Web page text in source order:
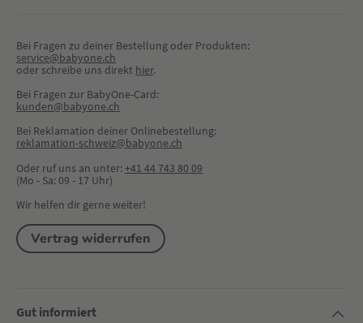
Bei Fragen zu deiner Bestellung oder Produkten:
service@babyone.ch
oder schreibe uns direkt hier.
Bei Fragen zur BabyOne-Card:
kunden@babyone.ch
Bei Reklamation deiner Onlinebestellung:
reklamation-schweiz@babyone.ch
Oder ruf uns an unter:+41 44 743 80 09
(Mo - Sa: 09 - 17 Uhr)
Wir helfen dir gerne weiter!
Vertrag widerrufen
Gut informiert